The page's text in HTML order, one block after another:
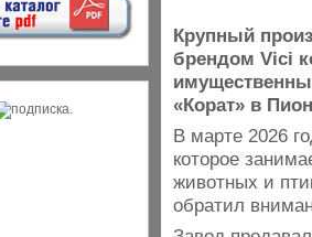
Крупный
брендом Vici
«Корат» в
В марте 2026
которое
животных и
обратил